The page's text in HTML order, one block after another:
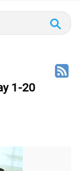
1-20